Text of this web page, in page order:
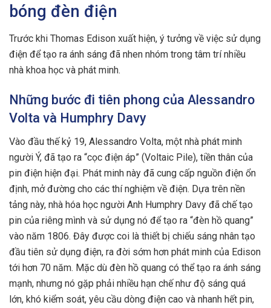
bóng đèn điện
Trước khi Thomas Edison xuất hiện, ý tưởng về việc sử dụng
điện để tạo ra ánh sáng đã nhen nhóm trong tâm trí nhiều
nhà khoa học và phát minh.
Những bước đi tiên phong của Alessandro
Volta và Humphry Davy
Vào đầu thế kỷ 19, Alessandro Volta, một nhà phát minh
người Ý, đã tạo ra “cọc điện áp” (Voltaic Pile), tiền thân của
pin điện hiện đại. Phát minh này đã cung cấp nguồn điện ổn
định, mở đường cho các thí nghiệm về điện. Dựa trên nền
tảng này, nhà hóa học người Anh Humphry Davy đã chế tạo
pin của riêng mình và sử dụng nó để tạo ra “đèn hồ quang”
vào năm 1806. Đây được coi là thiết bị chiếu sáng nhân tạo
đầu tiên sử dụng điện, ra đời sớm hơn phát minh của Edison
tới hơn 70 năm. Mặc dù đèn hồ quang có thể tạo ra ánh sáng
mạnh, nhưng nó gặp phải nhiều hạn chế như độ sáng quá
lớn, khó kiểm soát, yêu cầu dòng điện cao và nhanh hết pin,